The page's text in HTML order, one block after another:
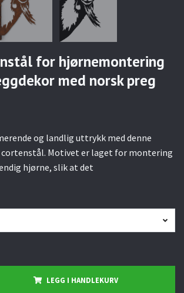
for hjørnemontering
med norsk preg
og landlig uttrykk med denne
Motivet er laget for montering
hjørne, slik at det
LEGG I HANDLEKURV